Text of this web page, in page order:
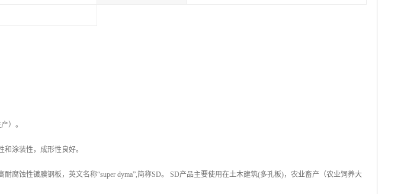
）。
涂装性，成形性良好。
腐蚀性镀膜钢板，英文名称“super dyma”,简称SD。 SD产品主要使用在土木建筑(多孔板)，农业畜产（农业饲养大